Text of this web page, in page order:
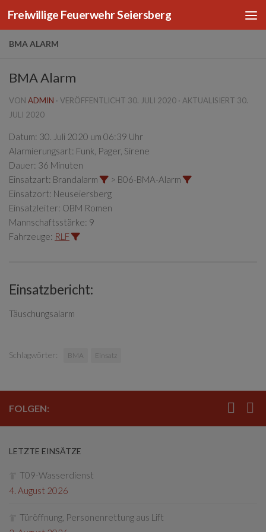
Zum Inhalt springen
Freiwillige Feuerwehr Seiersberg
BMA ALARM
BMA Alarm
VON ADMIN · VERÖFFENTLICHT 30. JULI 2020 · AKTUALISIERT 30.
JULI 2020
Datum: 30. Juli 2020 um 06:39 Uhr
Alarmierungsart: Funk, Pager, Sirene
Dauer: 36 Minuten
Einsatzart: Brandalarm
> B06-BMA-Alarm
Einsatzort: Neuseiersberg
Einsatzleiter: OBM Romen
Mannschaftsstärke: 9
Fahrzeuge: RLF
Einsatzbericht:
Täuschungsalarm
Schlagwörter: BMA Einsatz
FOLGEN:
LETZTE EINSÄTZE
T09-Wasserdienst
4. August 2026
Türöffnung, Personenrettung aus Lift